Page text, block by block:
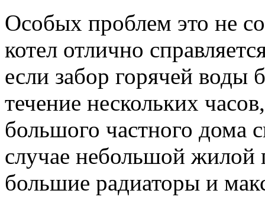
Особых проблем это не
котел отлично
если забор горячей воды
течение нескольких
большого частного дома
случае небольшой жилой
большие радиаторы и